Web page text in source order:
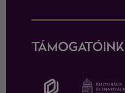
TÁMOGATÓINK